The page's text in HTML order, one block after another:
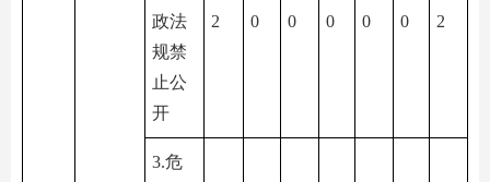
政法
规禁
止公
开
2 0 0 0 0 0 2
3.危